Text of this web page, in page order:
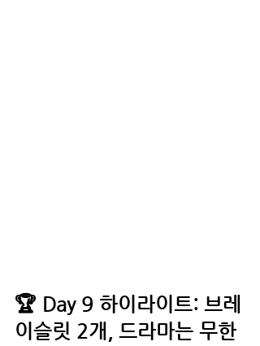
🏆 Day 9 하이라이트: 브레
이슬릿 2개, 드라마는 무한